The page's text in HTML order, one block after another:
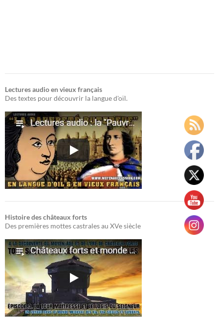
Lectures audio en vieux français
Des textes pour découvrir la langue d'oïl.
Histoire des châteaux forts
Des premières mottes castrales au XVe siècle